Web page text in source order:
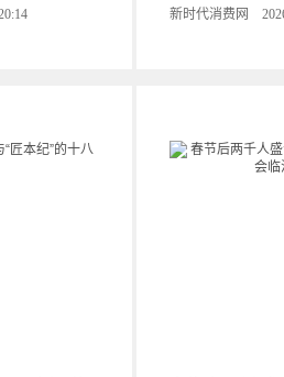
新时代消费网